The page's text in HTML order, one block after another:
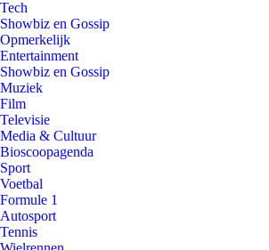
Tech
Showbiz en Gossip
Opmerkelijk
Entertainment
Showbiz en Gossip
Muziek
Film
Televisie
Media & Cultuur
Bioscoopagenda
Sport
Voetbal
Formule 1
Autosport
Tennis